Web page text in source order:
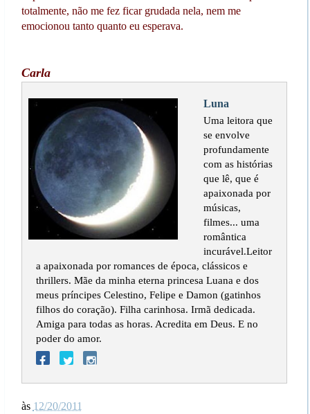
totalmente, não me fez ficar grudada nela, nem me
emocionou tanto quanto eu esperava.
Carla
Luna
Uma leitora que
se envolve
profundamente
com as histórias
que lê, que é
apaixonada por
músicas,
filmes... uma
romântica
incurável.Leitor
a apaixonada por romances de época, clássicos e
thrillers. Mãe da minha eterna princesa Luana e dos
meus príncipes Celestino, Felipe e Damon (gatinhos
filhos do coração). Filha carinhosa. Irmã dedicada.
Amiga para todas as horas. Acredita em Deus. E no
poder do amor.
às 12/20/2011